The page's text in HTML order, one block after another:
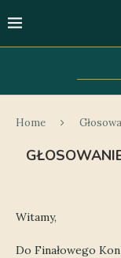
Home
Witamy,
Do Finałowego